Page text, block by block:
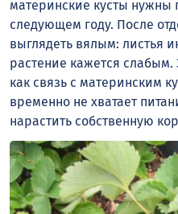
материнские кусты нужны
следующем году. После
выглядеть вялым: листья
растение кажется слабым.
как связь с материнским
временно не хватает
нарастить собственную